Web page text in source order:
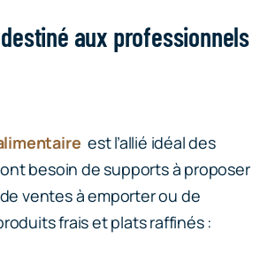
aux professionnels
est l’allié idéal des
besoin de supports à proposer
ventes à emporter ou de
frais et plats raffinés :